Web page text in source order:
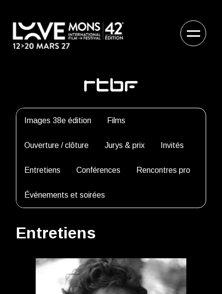
Images 38e édition Films
Ouverture / clôture Jurys & prix Invités
Entretiens Conférences Rencontres pro
Événements et soirées
Entretiens